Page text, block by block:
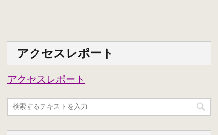
アクセスレポート
アクセスレポート